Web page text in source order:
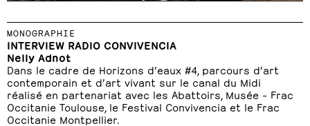
MONOGRAPHIE
INTERVIEW RADIO CONVIVENCIA
Nelly Adnot
Dans le cadre de Horizons d’eaux #4, parcours d’art
contemporain et d’art vivant sur le canal du Midi
réalisé en partenariat avec les Abattoirs, Musée – Frac
Occitanie Toulouse, le Festival Convivencia et le Frac
Occitanie Montpellier.